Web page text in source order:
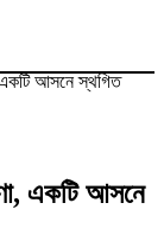
একটি আসনে স্থগিত
একটি আসনে